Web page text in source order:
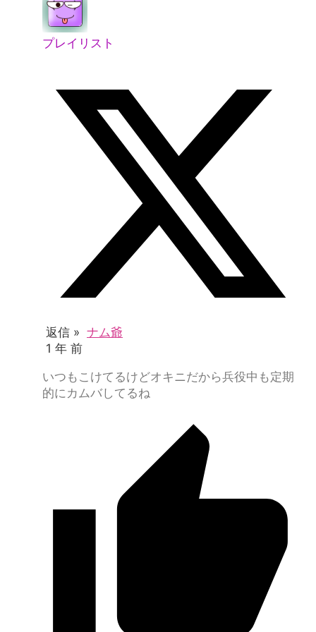
プレイリスト
返信 » ナム爺
1 年 前
いつもこけてるけどオキニだから兵役中も定期
的にカムバしてるね